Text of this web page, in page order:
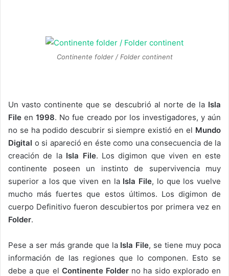
Continente folder / Folder continent
Un vasto continente que se descubrió al norte de la Isla
File en1998. No fue creado por los investigadores, y aún
no se ha podido descubrir si siempre existió en el Mundo
Digital o si apareció en éste como una consecuencia de la
creación de la Isla File. Los digimon que viven en este
continente poseen un instinto de supervivencia muy
superior a los que viven en la Isla File, lo que los vuelve
mucho más fuertes que estos últimos. Los digimon de
cuerpo Definitivo fueron descubiertos por primera vez en
Folder.
Pese a ser más grande que la Isla File, se tiene muy poca
información de las regiones que lo componen. Esto se
debe a que el Continente Folder no ha sido explorado en